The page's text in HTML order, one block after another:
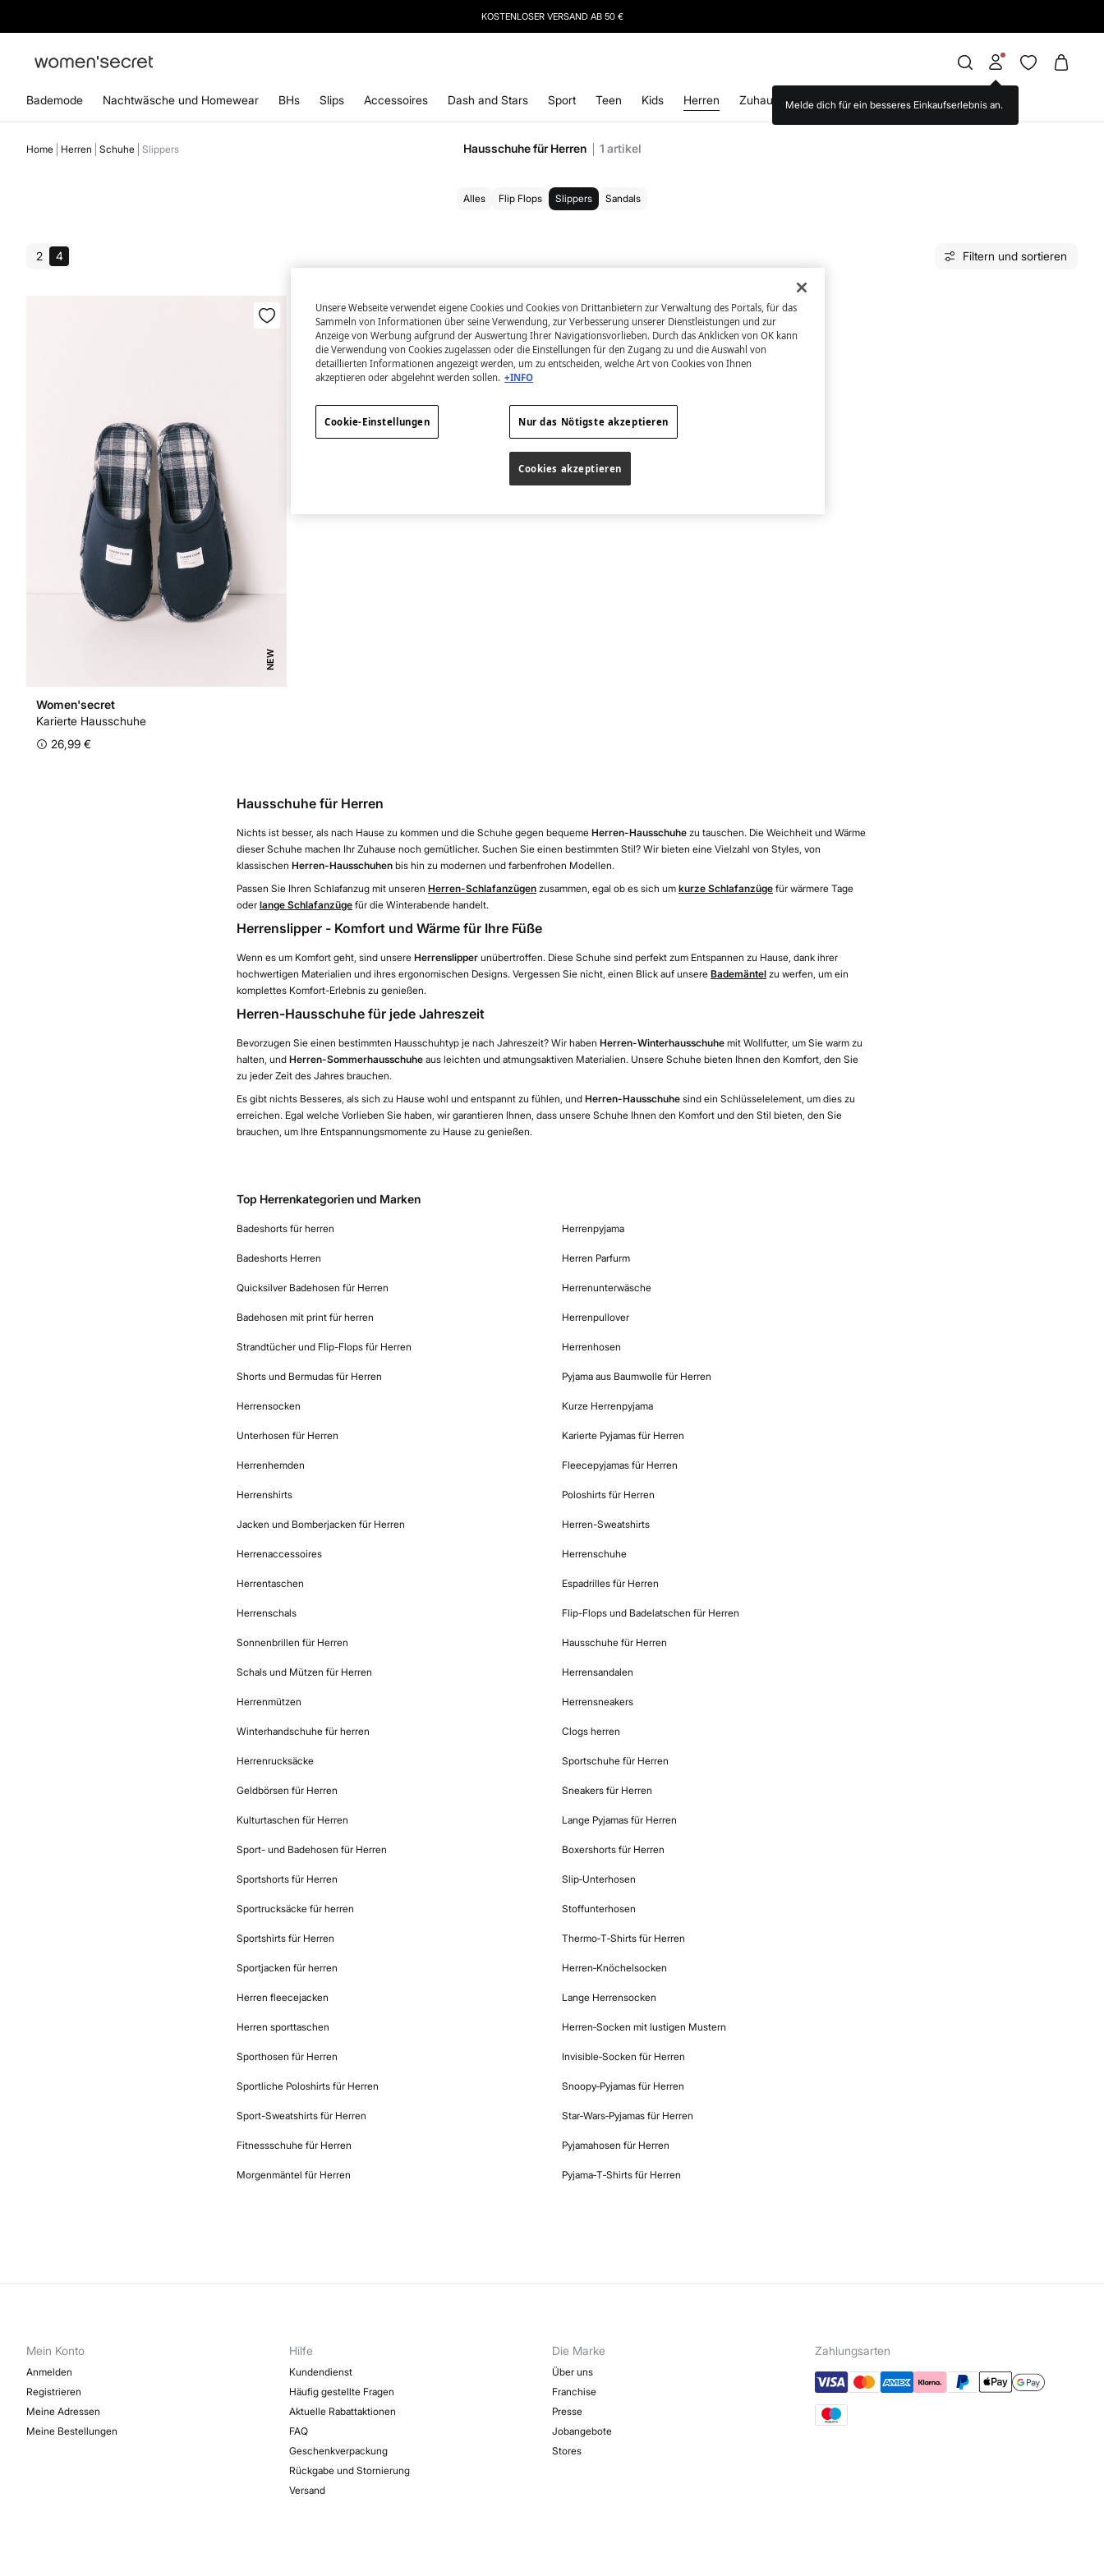
UNSEREN NEWSLETTER UND SICHERE DIR 10 % RABATT AUF DEINEN NÄCHSTEN EINKAUF
Bademode Nachtwäsche und Homewear BHs Slips Accessoires Dash and Stars Sport Teen Kids Herren Zuhause Brands we love WS World
Home Herren Schuhe Slippers Hausschuhe für Herren 1 artikel
Alles Flip Flops Slippers Sandals
2 4 Filtern und sortieren
NEW
Women'secret
Karierte Hausschuhe
26,99 €
Hausschuhe für Herren
Nichts ist besser, als nach Hause zu kommen und die Schuhe gegen bequeme Herren-Hausschuhe zu tauschen. Die Weichheit und Wärme
dieser Schuhe machen Ihr Zuhause noch gemütlicher. Suchen Sie einen bestimmten Stil? Wir bieten eine Vielzahl von Styles, von
klassischen Herren-Hausschuhen bis hin zu modernen und farbenfrohen Modellen.
Passen Sie Ihren Schlafanzug mit unseren Herren-Schlafanzügen zusammen, egal ob es sich um kurze Schlafanzüge für wärmere Tage
oder lange Schlafanzüge für die Winterabende handelt.
Herrenslipper - Komfort und Wärme für Ihre Füße
Wenn es um Komfort geht, sind unsere Herrenslipper unübertroffen. Diese Schuhe sind perfekt zum Entspannen zu Hause, dank ihrer
hochwertigen Materialien und ihres ergonomischen Designs. Vergessen Sie nicht, einen Blick auf unsere Bademäntel zu werfen, um ein
komplettes Komfort-Erlebnis zu genießen.
Herren-Hausschuhe für jede Jahreszeit
Bevorzugen Sie einen bestimmten Hausschuhtyp je nach Jahreszeit? Wir haben Herren-Winterhausschuhe mit Wollfutter, um Sie warm zu
halten, und Herren-Sommerhausschuhe aus leichten und atmungsaktiven Materialien. Unsere Schuhe bieten Ihnen den Komfort, den Sie
zu jeder Zeit des Jahres brauchen.
Es gibt nichts Besseres, als sich zu Hause wohl und entspannt zu fühlen, und Herren-Hausschuhe sind ein Schlüsselelement, um dies zu
erreichen. Egal welche Vorlieben Sie haben, wir garantieren Ihnen, dass unsere Schuhe Ihnen den Komfort und den Stil bieten, den Sie
brauchen, um Ihre Entspannungsmomente zu Hause zu genießen.
Top Herrenkategorien und Marken
Badeshorts für herren
Badeshorts Herren
Quicksilver Badehosen für Herren
Badehosen mit print für herren
Strandtücher und Flip-Flops für Herren
Shorts und Bermudas für Herren
Herrensocken
Unterhosen für Herren
Herrenhemden​
Herrenshirts
Jacken und Bomberjacken für Herren
Herrenaccessoires
Herrentaschen
Herrenschals
Sonnenbrillen für Herren
Schals und Mützen für Herren
Herrenmützen
Winterhandschuhe für herren
Herrenrucksäcke
Geldbörsen für Herren
Kulturtaschen für Herren
Sport- und Badehosen für Herren
Sportshorts für Herren
Sportrucksäcke für herren
Sportshirts für Herren
Sportjacken für herren
Herren fleecejacken
Herren sporttaschen
Sporthosen für Herren
Sportliche Poloshirts für Herren
Sport-Sweatshirts für Herren
Fitnessschuhe für Herren
Morgenmäntel für Herren
Herrenpyjama
Herren Parfurm
Herrenunterwäsche
Herrenpullover
Herrenhosen
Pyjama aus Baumwolle für Herren
Kurze Herrenpyjama
Karierte Pyjamas für Herren
Fleecepyjamas für Herren
Poloshirts für Herren
Herren-Sweatshirts
Herrenschuhe
Espadrilles für Herren
Flip-Flops und Badelatschen für Herren
Hausschuhe für Herren
Herrensandalen
Herrensneakers
Clogs herren
Sportschuhe für Herren
Sneakers für Herren
Lange Pyjamas für Herren
Boxershorts für Herren
Slip‑Unterhosen
Stoffunterhosen
Thermo‑T‑Shirts für Herren
Herren‑Knöchelsocken
Lange Herrensocken
Herren‑Socken mit lustigen Mustern
Invisible‑Socken für Herren
Snoopy‑Pyjamas für Herren
Star‑Wars‑Pyjamas für Herren
Pyjamahosen für Herren
Pyjama‑T‑Shirts für Herren
Mein Konto
Anmelden
Registrieren
Meine Adressen
Meine Bestellungen
Hilfe
Kundendienst
Häufig gestellte Fragen
Aktuelle Rabattaktionen
FAQ
Geschenkverpackung
Rückgabe und Stornierung
Versand
Die Marke
Über uns
Franchise
Presse
Jobangebote
Stores
Zahlungsarten
Unsere Webseite verwendet eigene Cookies und Cookies von Drittanbietern zur Verwaltung des Portals, für das
Sammeln von Informationen über seine Verwendung, zur Verbesserung unserer Dienstleistungen und zur
Anzeige von Werbung aufgrund der Auswertung Ihrer Navigationsvorlieben. Durch das Anklicken von OK kann
die Verwendung von Cookies zugelassen oder die Einstellungen für den Zugang zu und die Auswahl von
detaillierten Informationen angezeigt werden, um zu entscheiden, welche Art von Cookies von Ihnen
akzeptieren oder abgelehnt werden sollen. +INFO
Nur das Nötigste akzeptieren
Cookies akzeptieren
Cookie-Einstellungen